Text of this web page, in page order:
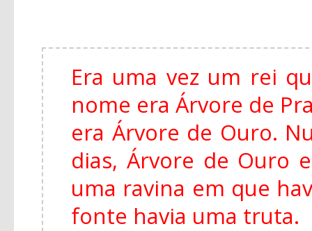
Era uma vez um rei
nome era Árvore de
era Árvore de Ouro.
dias, Árvore de Ouro
uma ravina em que
fonte havia uma truta.